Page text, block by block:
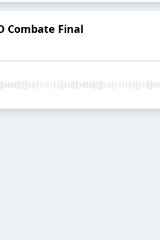
Combate Final